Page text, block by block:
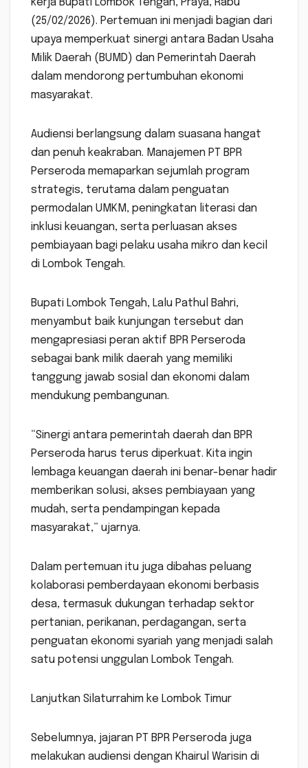
(25/02/2026). Pertemuan ini menjadi bagian dari
upaya memperkuat sinergi antara Badan Usaha
Milik Daerah (BUMD) dan Pemerintah Daerah
dalam mendorong pertumbuhan ekonomi
masyarakat.
Audiensi berlangsung dalam suasana hangat
dan penuh keakraban. Manajemen PT BPR
Perseroda memaparkan sejumlah program
strategis, terutama dalam penguatan
permodalan UMKM, peningkatan literasi dan
inklusi keuangan, serta perluasan akses
pembiayaan bagi pelaku usaha mikro dan kecil
di Lombok Tengah.
Bupati Lombok Tengah, Lalu Pathul Bahri,
menyambut baik kunjungan tersebut dan
mengapresiasi peran aktif BPR Perseroda
sebagai bank milik daerah yang memiliki
tanggung jawab sosial dan ekonomi dalam
mendukung pembangunan.
“Sinergi antara pemerintah daerah dan BPR
Perseroda harus terus diperkuat. Kita ingin
lembaga keuangan daerah ini benar-benar hadir
memberikan solusi, akses pembiayaan yang
mudah, serta pendampingan kepada
masyarakat,” ujarnya.
Dalam pertemuan itu juga dibahas peluang
kolaborasi pemberdayaan ekonomi berbasis
desa, termasuk dukungan terhadap sektor
pertanian, perikanan, perdagangan, serta
penguatan ekonomi syariah yang menjadi salah
satu potensi unggulan Lombok Tengah.
Lanjutkan Silaturrahim ke Lombok Timur
Sebelumnya, jajaran PT BPR Perseroda juga
melakukan audiensi dengan Khairul Warisin di